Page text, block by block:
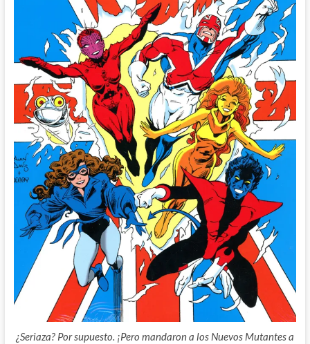
¿Seriaza? Por supuesto. ¡Pero mandaron a los Nuevos Mutantes a